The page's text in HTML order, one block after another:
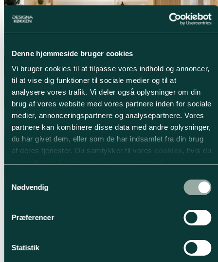
Denne hjemmeside bruger cookies
Vi bruger cookies til at tilpasse vores indhold og annoncer,
til at vise dig funktioner til sociale medier og til at
analysere vores trafik. Vi deler også oplysninger om din
brug af vores website med vores partnere inden for sociale
medier, annonceringspartnere og analysepartnere. Vores
partnere kan kombinere disse data med andre oplysninger,
du har givet dem, eller som de har indsamlet fra din brug
af deres tjenester. Du samtykker til vores
cookies
, hvis du
Samtykkevalg
Nødvendig
Præferencer
Statistik
Nature
Eg natur